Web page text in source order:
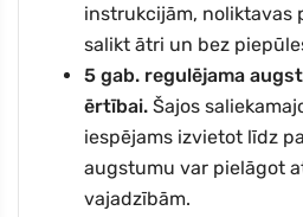
instrukcijām, noliktavas
salikt ātri un bez
5 gab. regulējama
ērtībai. Šajos
iespējams izvietot līdz
augstumu var pielāgot
vajadzībām.